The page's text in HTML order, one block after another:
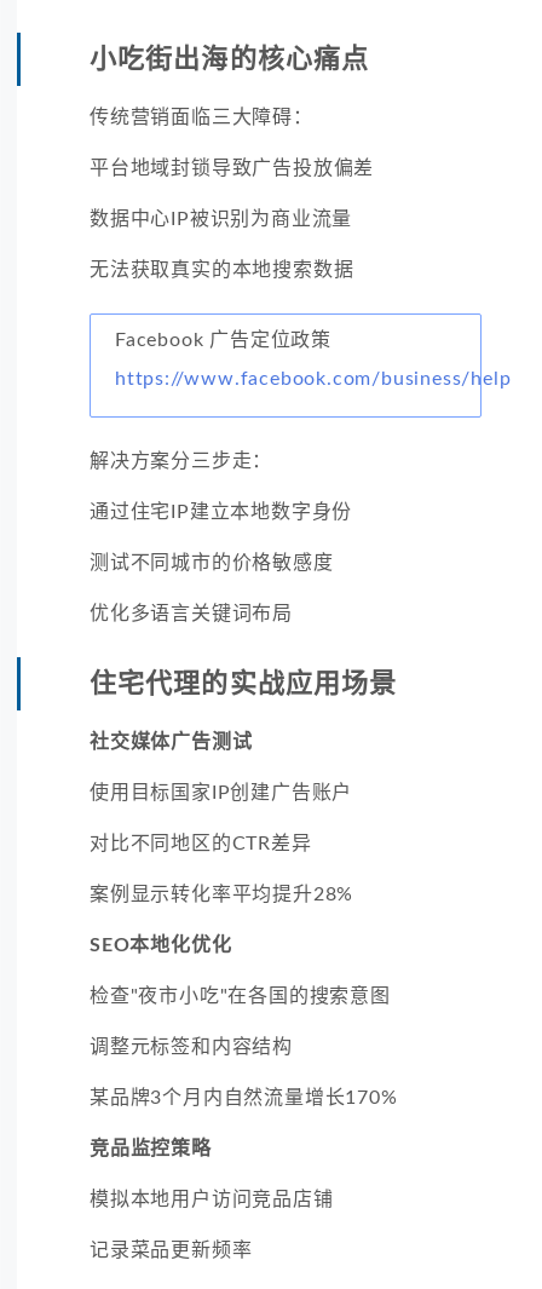
小吃街出海的核心痛点
传统营销面临三大障碍：
平台地域封锁导致广告投放偏差
数据中心IP被识别为商业流量
无法获取真实的本地搜索数据
Facebook 广告定位政策
https://www.facebook.com/business/help
解决方案分三步走：
通过住宅IP建立本地数字身份
测试不同城市的价格敏感度
优化多语言关键词布局
住宅代理的实战应用场景
社交媒体广告测试
使用目标国家IP创建广告账户
对比不同地区的CTR差异
案例显示转化率平均提升28%
SEO本地化优化
检查"夜市小吃"在各国的搜索意图
调整元标签和内容结构
某品牌3个月内自然流量增长170%
竞品监控策略
模拟本地用户访问竞品店铺
记录菜品更新频率